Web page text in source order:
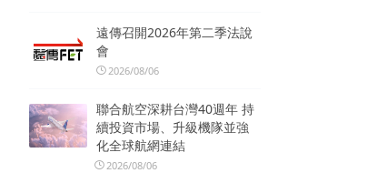
遠傳召開2026年第二季法說
會
2026/08/06
聯合航空深耕台灣40週年 持
續投資市場、升級機隊並強
化全球航網連結
2026/08/06